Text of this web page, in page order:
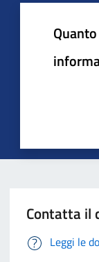
Contatta il
Leggi le